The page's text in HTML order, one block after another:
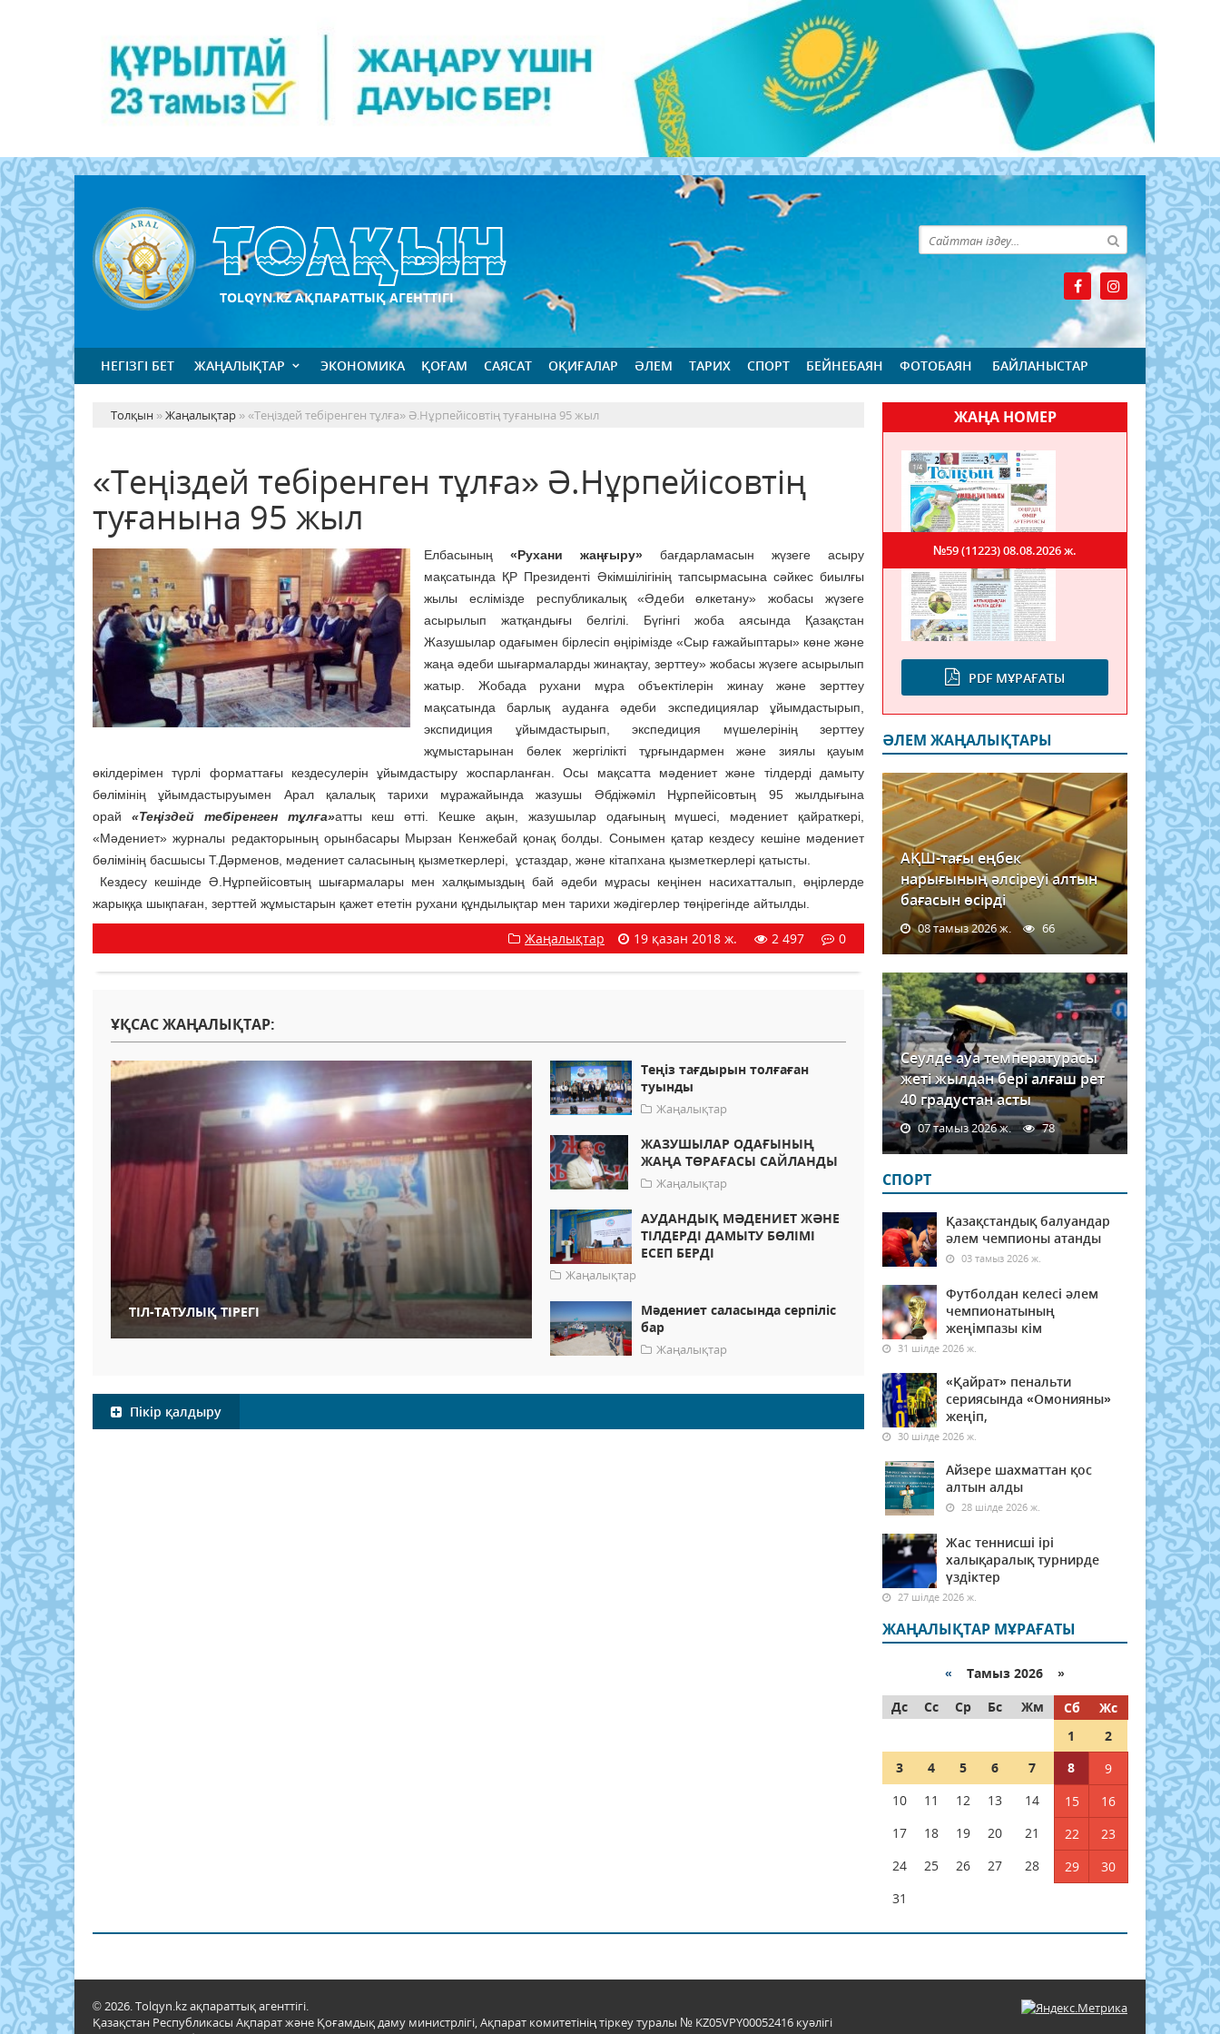
TOLQYN.KZ АҚПАРАТТЫҚ АГЕНТТІГІ
НЕГІЗГІ БЕТ ЖАҢАЛЫҚТАР ЭКОНОМИКА ҚОҒАМ САЯСАТ ОҚИҒАЛАР ӘЛЕМ ТАРИХ СПОРТ БЕЙНЕБАЯН ФОТОБАЯН БАЙЛАНЫСТАР
Толқын »Жаңалықтар » «Теңіздей тебіренген тұлға» Ә.Нұрпейісовтің туғанына 95 жыл
«Теңіздей тебіренген тұлға» Ә.Нұрпейісовтің
туғанына 95 жыл
Елбасының «Рухани жаңғыру» бағдарламасын жүзеге асыру
мақсатында ҚР Президенті Әкімшілігінің тапсырмасына сәйкес биылғы
жылы еслімізде республикалық «Әдеби өлкетану» жобасы жүзеге
асырылып жатқандығы белгілі. Бүгінгі жоба аясында Қазақстан
Жазушылар одағымен бірлесіп өңірімізде «Сыр ғажайыптары» көне және
жаңа әдеби шығармаларды жинақтау, зерттеу» жобасы жүзеге асырылып
жатыр. Жобада рухани мұра объектілерін жинау және зерттеу
мақсатында барлық ауданға әдеби экспедициялар ұйымдастырып,
экспидиция ұйымдастырып, экспедиция мүшелерінің зерттеу
жұмыстарынан бөлек жергілікті тұрғындармен және зиялы қауым
өкілдерімен түрлі форматтағы кездесулерін ұйымдастыру жоспарланған. Осы мақсатта мәдениет және тілдерді дамыту
бөлімінің ұйымдастыруымен Арал қалалық тарихи мұражайында жазушы Әбдіжәміл Нұрпейісовтың 95 жылдығына
орай «Теңіздей тебіренген тұлға»атты кеш өтті. Кешке ақын, жазушылар одағының мүшесі, мәдениет қайраткері,
«Мәдениет» журналы редакторының орынбасары Мырзан Кенжебай қонақ болды. Сонымен қатар кездесу кешіне мәдениет
бөлімінің басшысы Т.Дәрменов, мәдениет саласының қызметкерлері, ұстаздар, және кітапхана қызметкерлері қатысты.
Кездесу кешінде Ә.Нұрпейісовтың шығармалары мен халқымыздың бай әдеби мұрасы кеңінен насихатталып, өңірлерде
жарыққа шықпаған, зерттей жұмыстарын қажет ететін рухани құндылықтар мен тарихи жәдігерлер төңірегінде айтылды.
Жаңалықтар 19 қазан 2018 ж. 2 497 0
ҰҚСАС ЖАҢАЛЫҚТАР:
ТІЛ-ТАТУЛЫҚ ТІРЕГІ
Теңіз тағдырын толғаған
туынды
Жаңалықтар
ЖАЗУШЫЛАР ОДАҒЫНЫҢ
ЖАҢА ТӨРАҒАСЫ САЙЛАНДЫ
Жаңалықтар
АУДАНДЫҚ МӘДЕНИЕТ ЖӘНЕ
ТІЛДЕРДІ ДАМЫТУ БӨЛІМІ
ЕСЕП БЕРДІ
Жаңалықтар
Мәдениет саласында серпіліс
бар
Жаңалықтар
Пікір қалдыру
ЖАҢА НОМЕР
PDF МҰРАҒАТЫ
№59 (11223)08.08.2026 ж.
ӘЛЕМ ЖАҢАЛЫҚТАРЫ
АҚШ-тағы еңбек
нарығының әлсіреуі алтын
бағасын өсірді
08 тамыз 2026 ж. 66
Сеулде ауа температурасы
жеті жылдан бері алғаш рет
40 градустан асты
07 тамыз 2026 ж. 78
СПОРТ
Қазақстандық балуандар
әлем чемпионы атанды
03 тамыз 2026 ж.
Футболдан келесі әлем
чемпионатының
жеңімпазы кім
31 шілде 2026 ж.
«Қайрат» пенальти
сериясында «Омонияны»
жеңіп,
30 шілде 2026 ж.
Айзере шахматтан қос
алтын алды
28 шілде 2026 ж.
Жас теннисші ірі
халықаралық турнирде
үздіктер
27 шілде 2026 ж.
ЖАҢАЛЫҚТАР МҰРАҒАТЫ
« Тамыз 2026 »
Дс
Сс Ср Бс Жм Сб
Жс
1
2
3
4 5 6 7 8
9
10
11 12 13 14 15
16
17
18 19 20 21 22
23
24
25 26 27 28 29
30
31
© 2026. Tolqyn.kz ақпараттық агенттігі.
Қазақстан Республикасы Ақпарат және Қоғамдық даму министрлігі, Ақпарат комитетінің тіркеу туралы № KZ05VPY00052416 куәлігі